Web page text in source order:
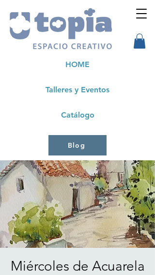
Talleres y Eventos
HOME
Catálogo
Blog
Miércoles de Acuarela